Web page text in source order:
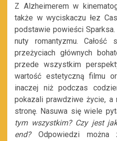
Z Alzheimerem w
także w wyciskaczu łez
podstawie powieści
nuty romantyzmu.
przeżyciach głównych
przede wszystkim
wartość estetyczną filmu
inaczej niż podczas
pokazali prawdziwe życie, a
stronę. Nasuwa się wiele
tym wszystkim? Czy jest
end?Odpowiedzi można